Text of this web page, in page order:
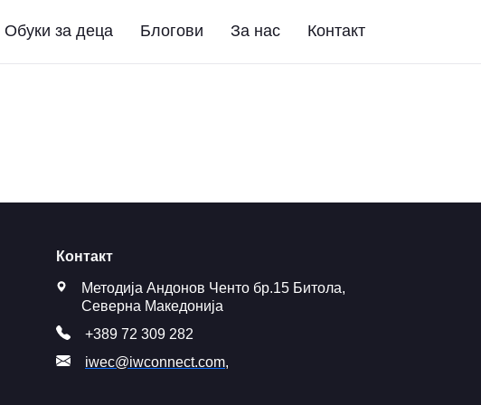
Обуки за деца Блогови За нас Контакт
Контакт
Методија Андонов Ченто бр.15 Битола,
Северна Македонија
+389 72 309 282
iwec@iwconnect.com,